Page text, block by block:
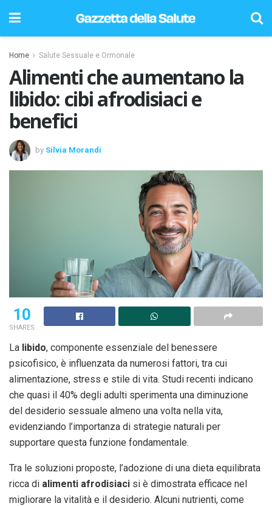
Home Salute Sessuale e Ormonale
Alimenti che aumentano la
libido: cibi afrodisiaci e
benefici
by Silvia Morandi
10
SHARES
La libido, componente essenziale del benessere
psicofisico, è influenzata da numerosi fattori, tra cui
alimentazione, stress e stile di vita. Studi recenti indicano
che quasi il 40% degli adulti sperimenta una diminuzione
del desiderio sessuale almeno una volta nella vita,
evidenziando l’importanza di strategie naturali per
supportare questa funzione fondamentale.
Tra le soluzioni proposte, l’adozione di una dieta equilibrata
ricca di alimenti afrodisiaci si è dimostrata efficace nel
migliorare la vitalità e il desiderio. Alcuni nutrienti, come